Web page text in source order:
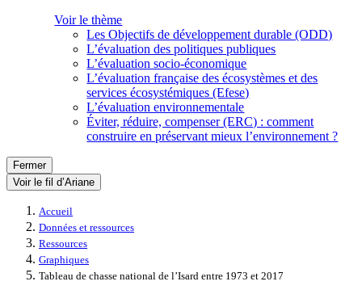
Voir le thème
Les Objectifs de développement durable (ODD)
L’évaluation des politiques publiques
L’évaluation socio-économique
L’évaluation française des écosystèmes et des
services écosystémiques (Efese)
L’évaluation environnementale
Éviter, réduire, compenser (ERC) : comment
construire en préservant mieux l’environnement ?
Fermer
Voir le fil d’Ariane
Accueil
Données et ressources
Ressources
Graphiques
Tableau de chasse national de l’Isard entre 1973 et 2017